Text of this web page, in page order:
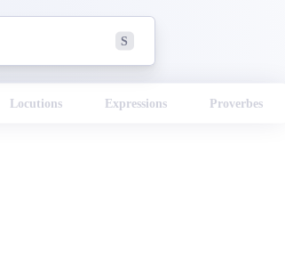
S
Locutions Expressions Proverbes